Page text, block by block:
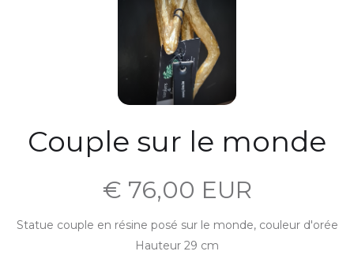
Couple sur le monde
€ 76,00 EUR
Statue couple en résine posé sur le monde, couleur d'orée
Hauteur 29 cm